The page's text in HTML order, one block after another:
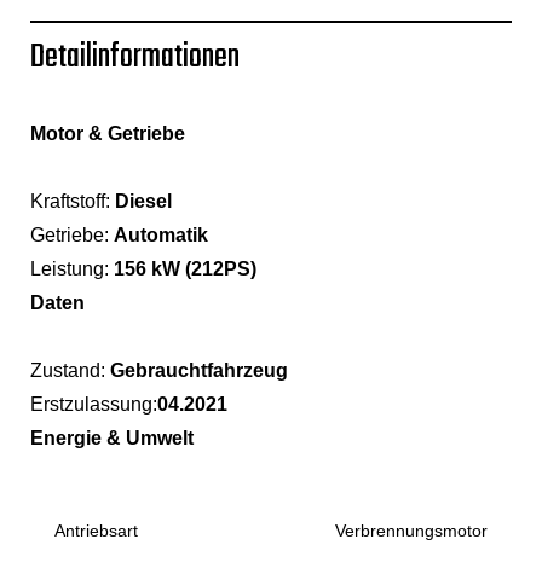
Detailinformationen
Motor & Getriebe
Kraftstoff: Diesel
Getriebe: Automatik
Leistung: 156 kW (212PS)
Daten
Zustand: Gebrauchtfahrzeug
Erstzulassung:04.2021
Energie & Umwelt
Antriebsart Verbrennungsmotor